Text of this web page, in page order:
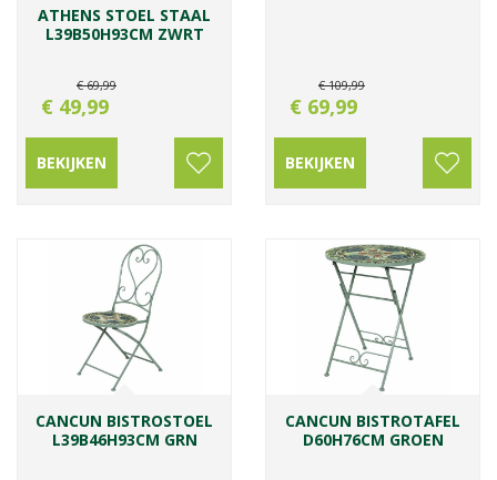
ATHENS STOEL STAAL
L39B50H93CM ZWRT
€ 69,99
€ 49,99
BEKIJKEN
€ 109,99
€ 69,99
BEKIJKEN
CANCUN BISTROSTOEL
L39B46H93CM GRN
CANCUN BISTROTAFEL
D60H76CM GROEN